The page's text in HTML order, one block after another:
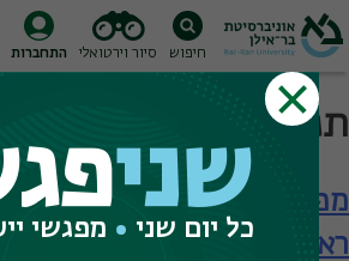
Skip
to
חיפוש סיור וירטואלי התחברות
תגית חיפוש:
מפגש עם התוכנית למדעי
ראשון
שני
כל יום שני מפגשי